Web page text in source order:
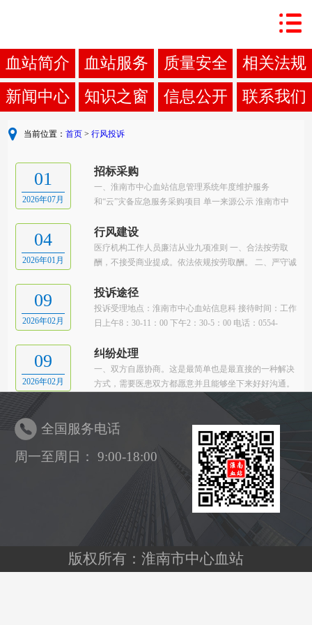
血站简介 血站服务 质量安全
相关法规
新闻中心
知识之窗 信息公开 联系我们
当前位置：首页 >行风投诉
01
2026年07月
招标采购
一、淮南市中心血站信息管理系统年度维护服务
和“云”灾备应急服务采购项目 单一来源公示 淮南市中
采购项目 单一来源公示 二
04
2026年01月
行风建设
医疗机构工作人员廉洁从业九项准则 一、合法按劳取
酬，不接受商业提成。依法依规按劳取酬。 二、严守诚
基金，遵守医保协议管理，向医保患者告知提供的
09
2026年02月
投诉途径
投诉受理地点：淮南市中心血站信息科 接待时间：工作
日上午8：30-11：00 下午2：30-5：00 电话：0554-
09
2026年02月
纠纷处理
一、双方自愿协商。这是最简单也是最直接的一种解决
方式，需要医患双方都愿意并且能够坐下来好好沟通。
二、请人民调解。当医患双方无法通过自身力量解决问
题时，可以申请第三方介入，帮助双方达成共识。
全国服务电话
周一至周日： 9:00-18:00
版权所有：淮南市中心血站